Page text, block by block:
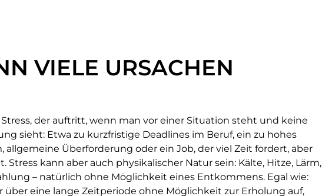
VIELE URSACHEN
der auftritt, wenn man vor einer Situation steht und keine
sieht: Etwa zu kurzfristige Deadlines im Beruf, ein zu hohes
allgemeine Überforderung oder ein Job, der viel Zeit fordert, aber
kann aber auch physikalischer Natur sein: Kälte, Hitze, Lärm,
– natürlich ohne Möglichkeit eines Entkommens. Egal wie:
über eine lange Zeitperiode ohne Möglichkeit zur Erholung auf,